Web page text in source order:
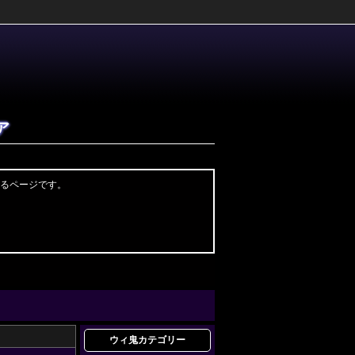
ページです。
ウィ鬼カテゴリー